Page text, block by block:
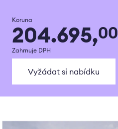
Koruna
204.695,00
Zahrnuje DPH
Vyžádat si nabídku